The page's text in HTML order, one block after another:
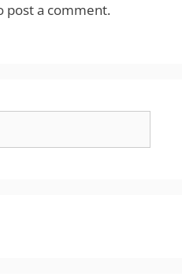
post a comment.